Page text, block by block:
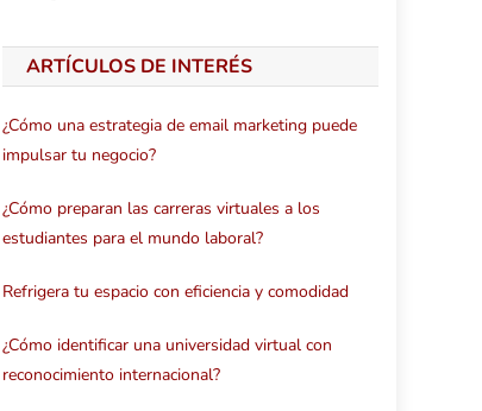
ARTÍCULOS DE INTERÉS
¿Cómo una estrategia de email marketing puede
impulsar tu negocio?
¿Cómo preparan las carreras virtuales a los
estudiantes para el mundo laboral?
Refrigera tu espacio con eficiencia y comodidad
¿Cómo identificar una universidad virtual con
reconocimiento internacional?